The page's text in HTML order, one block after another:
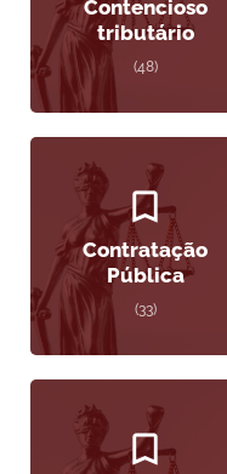
Contencioso
tributário
(48)
Contratação
Pública
(33)